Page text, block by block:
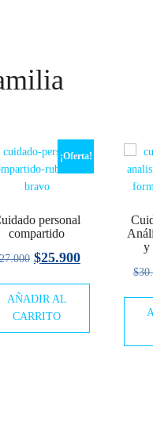
¡Oferta!
personal
compartido
El
original
era:
$25.900El
$25.900.
AÑADIR AL
CARRITO
y
$